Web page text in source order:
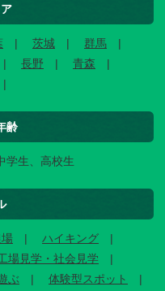
茨城
群馬
長野
青森
齢
学生、高校生
ハイキング
場見学・社会見学
ぶ
体験型スポット